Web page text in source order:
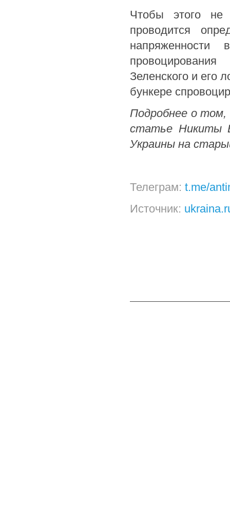
Чтобы этого не
проводится
Зеленского и его
бункере
Подробнее о том,
статье Никиты
Украины на
Телеграм: t.me/
Источник: